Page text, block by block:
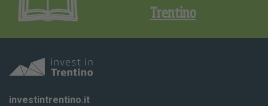
Trentino
investintrentino.it